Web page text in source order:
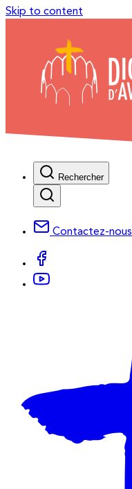
Skip to content
Rechercher
Contactez-nous